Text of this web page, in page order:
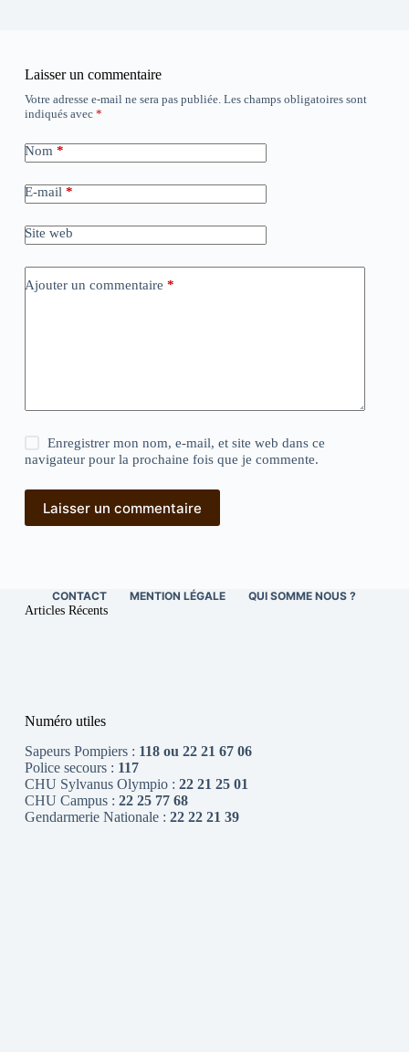
Laisser un commentaire
Votre adresse e-mail ne sera pas publiée. Les champs obligatoires sont
indiqués avec *
Nom*
E-mail*
Site web
Ajouter un commentaire *
Enregistrer mon nom, e-mail, et site web dans ce
navigateur pour la prochaine fois que je commente.
Laisser un commentaire
CONTACT MENTION LÉGALE QUI SOMME NOUS ?
Articles Récents
Numéro utiles
Sapeurs Pompiers : 118 ou 22 21 67 06
Police secours : 117
CHU Sylvanus Olympio : 22 21 25 01
CHU Campus : 22 25 77 68
Gendarmerie Nationale : 22 22 21 39